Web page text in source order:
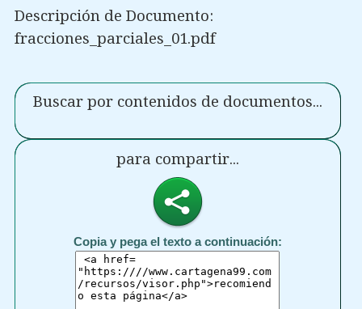
Descripción de Documento:
fracciones_parciales_01.pdf
Buscar por contenidos de documentos...
para compartir...
Copia y pega el texto a continuación: